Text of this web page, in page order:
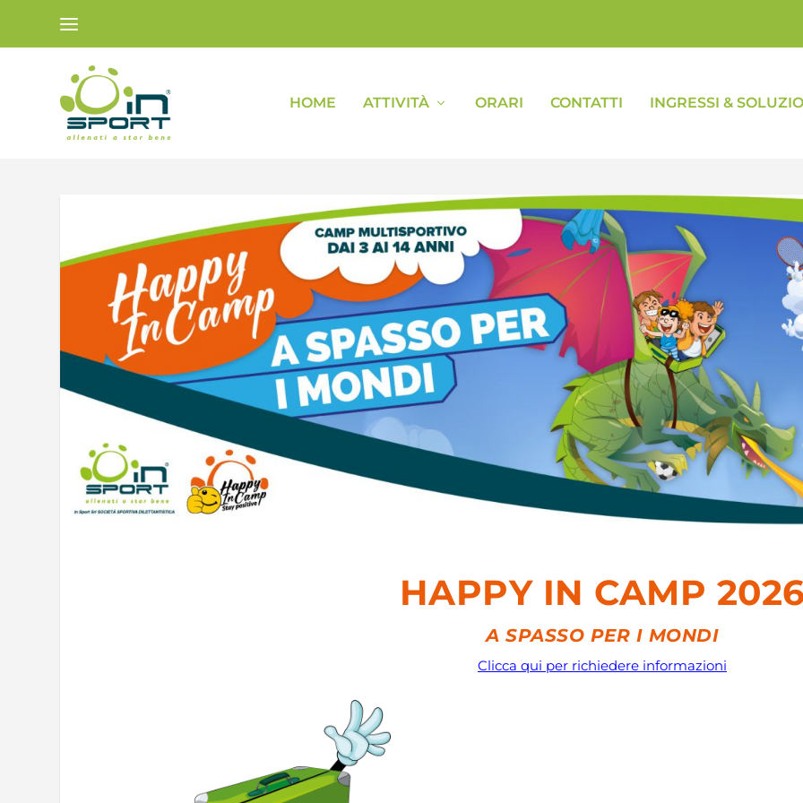
HOME ATTIVITÀ ORARI CONTATTI INGRESSI &
HAPPY IN CAMP
A SPASSO PER I MONDI
Clicca qui per richiedere informazioni